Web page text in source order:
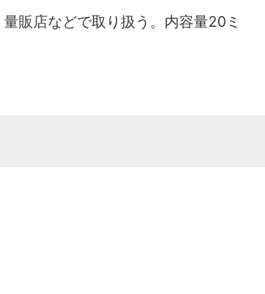
販店などで取り扱う。内容量20ミ